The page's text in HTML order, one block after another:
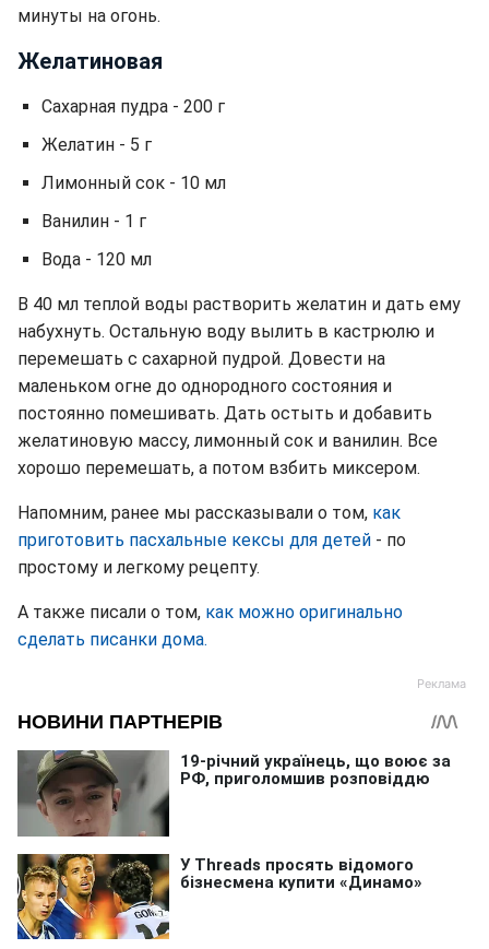
минуты на огонь.
Желатиновая
Сахарная пудра - 200 г
Желатин - 5 г
Лимонный сок - 10 мл
Ванилин - 1 г
Вода - 120 мл
В 40 мл теплой воды растворить желатин и дать ему
набухнуть. Остальную воду вылить в кастрюлю и
перемешать с сахарной пудрой. Довести на
маленьком огне до однородного состояния и
постоянно помешивать. Дать остыть и добавить
желатиновую массу, лимонный сок и ванилин. Все
хорошо перемешать, а потом взбить миксером.
Напомним, ранее мы рассказывали о том, как
приготовить пасхальные кексы для детей - по
простому и легкому рецепту.
А также писали о том, как можно оригинально
сделать писанки дома.